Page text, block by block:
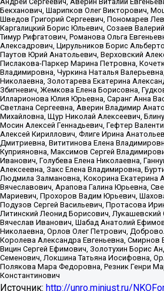
Бекханович, Шарипков Олег Викторович,
Шведов Григорий Сергеевич, Пономарев
Каргалицкий Борис Юльевич, Созаев
Тимур Рифгатович, Романова Ольга
Алексадрович, Цирульников Борис
Паутов Юрий Анатольевич, Верховский
Пислакова-Паркер Марина Петровна,
Владимировна, Чуркина Наталья
Николаевна, Золотарева Екатерина
Збигневич, Жемкова Елена Борисовна,
Илларионова Юлия Юрьевна, Саранг Анна
Светлана Сергеевна, Аверин Владимир
Михайловна, Щур Николай Алексеевич,
Мосин Алексей Геннадьевич, Гефтер
Алексей Кириллович, Флиге Ирина
Дмитриевна, Вититинова Елена
Куприяновна, Максимов Сергей
Иванович, Голубева Елена Николаевна,
Алексеевна, Закс Елена Владимировна,
Людмила Залмановна, Кокорина Екатерина
Вячеславович, Арапова Галина Юрьевна,
Мариевич, Прохоров Вадим Юрьевич,
Подузов Сергей Васильевич, Протасова
Литинский Леонид Борисович, Лукашевский
Вячеслав Иванович, Шабад Анатолий
Николаевна, Орлов Олег Петрович,
Королева Александра Евгеньевна, Смирнов
Вицин Сергей Ефимович, Золотухин Борис
Семенович, Локшина Татьяна Иосифовна,
Полякова Мара Федоровна, Резник Генри
Константинович
Источник: http://unro.minjust.ru/